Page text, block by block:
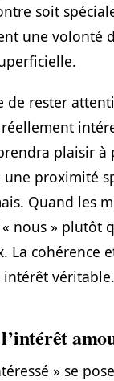
soit
une volonté
de rester
plaisir
proximité
Quand les
nous » plutôt
cohérence
intérêt véritable.
» se